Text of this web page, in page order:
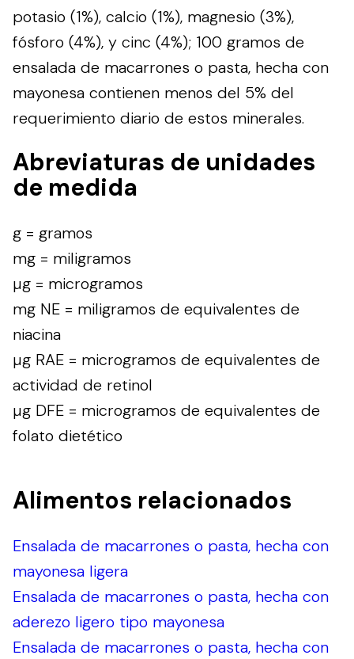
potasio (1%), calcio (1%), magnesio (3%),
fósforo (4%), y cinc (4%); 100 gramos de
ensalada de macarrones o pasta, hecha con
mayonesa contienen menos del 5% del
requerimiento diario de estos minerales.
Abreviaturas de unidades
de medida
g = gramos
mg = miligramos
µg = microgramos
mg NE = miligramos de equivalentes de
niacina
µg RAE = microgramos de equivalentes de
actividad de retinol
µg DFE = microgramos de equivalentes de
folato dietético
Alimentos relacionados
Ensalada de macarrones o pasta, hecha con
mayonesa ligera
Ensalada de macarrones o pasta, hecha con
aderezo ligero tipo mayonesa
Ensalada de macarrones o pasta, hecha con